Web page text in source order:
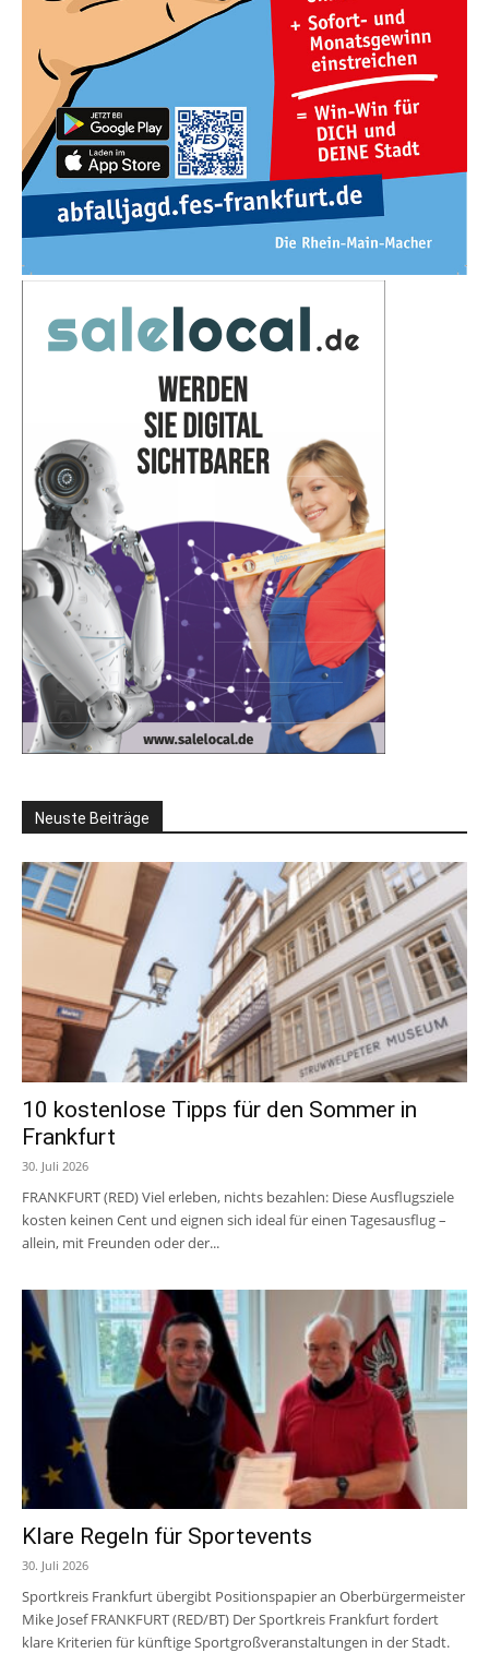
Neuste Beiträge
10 kostenlose Tipps für den Sommer in
Frankfurt
30. Juli 2026
FRANKFURT (RED) Viel erleben, nichts bezahlen: Diese Ausflugsziele
kosten keinen Cent und eignen sich ideal für einen Tagesausflug –
allein, mit Freunden oder der...
Klare Regeln für Sportevents
30. Juli 2026
Sportkreis Frankfurt übergibt Positionspapier an Oberbürgermeister
Mike Josef FRANKFURT (RED/BT) Der Sportkreis Frankfurt fordert
klare Kriterien für künftige Sportgroßveranstaltungen in der Stadt.